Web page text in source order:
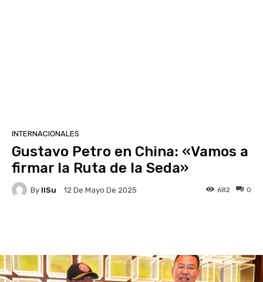
INTERNACIONALES
Gustavo Petro en China: «Vamos a
firmar la Ruta de la Seda»
By IlSu 12 De Mayo De 2025 0
682